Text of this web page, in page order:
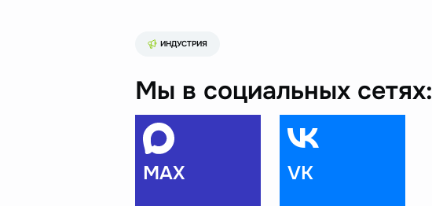
ИНДУСТРИЯ
Мы в социальных сетях:
MAX VK